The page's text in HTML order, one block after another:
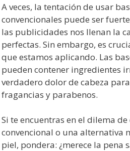
A veces, la tentación de usar
convencionales puede ser
las publicidades nos llenan la
perfectas. Sin embargo, es
que estamos aplicando. Las
pueden contener ingredientes
verdadero dolor de cabeza
fragancias y parabenos.
Si te encuentras en el dilema
convencional o una alternativa
piel, pondera: ¿merece la pena